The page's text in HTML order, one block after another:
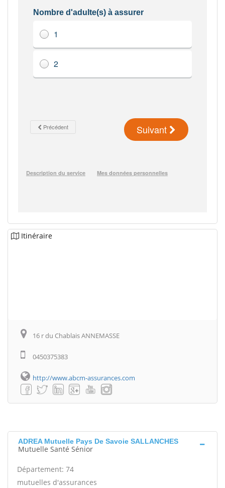
Itinéraire
16 r du Chablais ANNEMASSE
0450375383
http://www.abcm-assurances.com
ADREA Mutuelle Pays De Savoie SALLANCHES
Mutuelle Santé Sénior
Département: 74
mutuelles d'assurances